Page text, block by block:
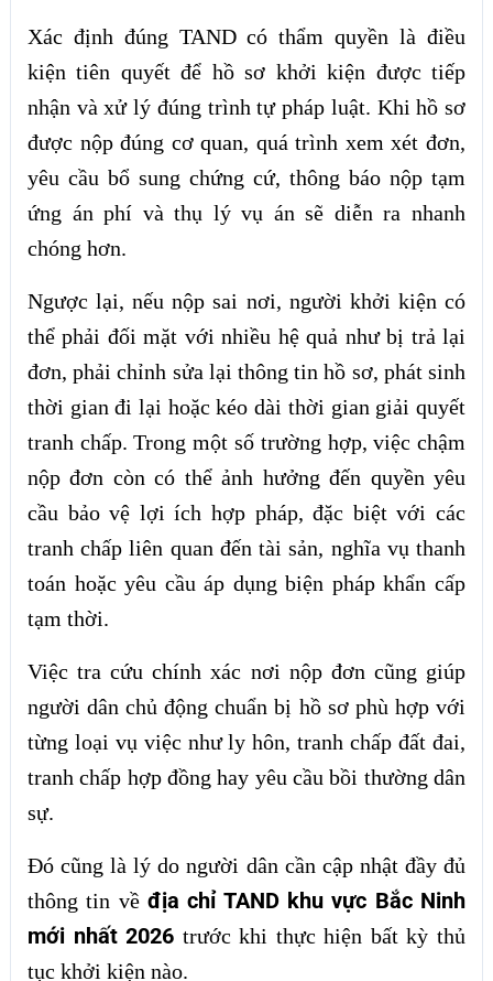
Xác định đúng TAND có thẩm quyền là điều
kiện tiên quyết để hồ sơ khởi kiện được tiếp
nhận và xử lý đúng trình tự pháp luật. Khi hồ sơ
được nộp đúng cơ quan, quá trình xem xét đơn,
yêu cầu bổ sung chứng cứ, thông báo nộp tạm
ứng án phí và thụ lý vụ án sẽ diễn ra nhanh
chóng hơn.
Ngược lại, nếu nộp sai nơi, người khởi kiện có
thể phải đối mặt với nhiều hệ quả như bị trả lại
đơn, phải chỉnh sửa lại thông tin hồ sơ, phát sinh
thời gian đi lại hoặc kéo dài thời gian giải quyết
tranh chấp. Trong một số trường hợp, việc chậm
nộp đơn còn có thể ảnh hưởng đến quyền yêu
cầu bảo vệ lợi ích hợp pháp, đặc biệt với các
tranh chấp liên quan đến tài sản, nghĩa vụ thanh
toán hoặc yêu cầu áp dụng biện pháp khẩn cấp
tạm thời.
Việc tra cứu chính xác nơi nộp đơn cũng giúp
người dân chủ động chuẩn bị hồ sơ phù hợp với
từng loại vụ việc như ly hôn, tranh chấp đất đai,
tranh chấp hợp đồng hay yêu cầu bồi thường dân
sự.
Đó cũng là lý do người dân cần cập nhật đầy đủ
thông tin về địa chỉ TAND khu vực Bắc Ninh
mới nhất 2026 trước khi thực hiện bất kỳ thủ
tục khởi kiện nào.